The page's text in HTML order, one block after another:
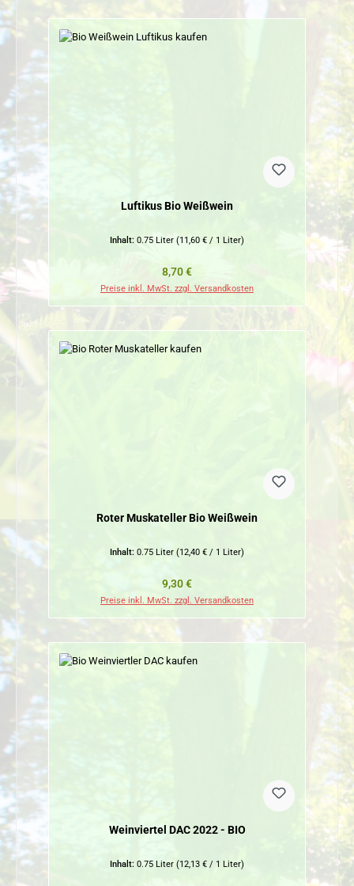
Luftikus Bio Weißwein
Inhalt: 0.75 Liter (11,60 € / 1 Liter)
Regulärer Preis:
8,70 €
Preise inkl. MwSt. zzgl. Versandkosten
Roter Muskateller Bio Weißwein
Inhalt: 0.75 Liter (12,40 € / 1 Liter)
Regulärer Preis:
9,30 €
Preise inkl. MwSt. zzgl. Versandkosten
Weinviertel DAC 2022 - BIO
Inhalt: 0.75 Liter (12,13 € / 1 Liter)